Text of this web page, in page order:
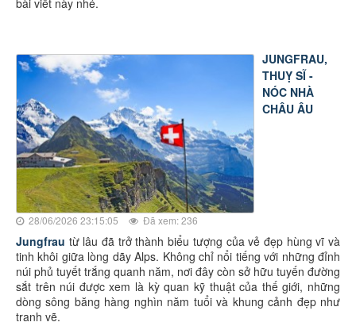
bài viết này nhé.
JUNGFRAU,
THUỴ SĨ -
NÓC NHÀ
CHÂU ÂU
28/06/2026 23:15:05 Đã xem: 236
Jungfrau từ lâu đã trở thành biểu tượng của vẻ đẹp hùng vĩ và
tinh khôi giữa lòng dãy Alps. Không chỉ nổi tiếng với những đỉnh
núi phủ tuyết trắng quanh năm, nơi đây còn sở hữu tuyến đường
sắt trên núi được xem là kỳ quan kỹ thuật của thế giới, những
dòng sông băng hàng nghìn năm tuổi và khung cảnh đẹp như
tranh vẽ.